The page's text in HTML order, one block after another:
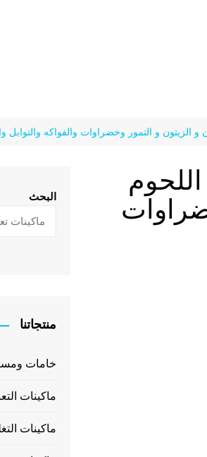
الزيتون و التمور وخضراوات والفواكه والتوابل
البحث
منتجاتنا
خامات
ماكينات
ماكينات